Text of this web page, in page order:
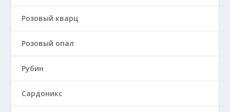
Розовый кварц
Розовый опал
Рубин
Сардоникс